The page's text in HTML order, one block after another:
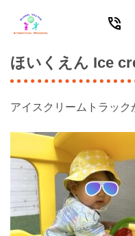
Skip
content
phone_in_talk
ほいくえん Ice
アイスクリームトラック